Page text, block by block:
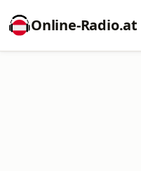
Online‑Radio.at